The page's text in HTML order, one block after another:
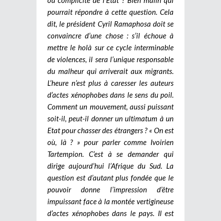
pourrait répondre à cette question. Cela
dit, le président Cyril Ramaphosa doit se
convaincre d’une chose : s’il échoue à
mettre le holà sur ce cycle interminable
de violences, il sera l’unique responsable
du malheur qui arriverait aux migrants.
L’heure n’est plus à caresser les auteurs
d’actes xénophobes dans le sens du poil.
Comment un mouvement, aussi puissant
soit-il, peut-il donner un ultimatum à un
Etat pour chasser des étrangers ? « On est
où, là ? » pour parler comme Ivoirien
Tartempion. C’est à se demander qui
dirige aujourd’hui l’Afrique du Sud. La
question est d’autant plus fondée que le
pouvoir donne l’impression d’être
impuissant face à la montée vertigineuse
d’actes xénophobes dans le pays. Il est